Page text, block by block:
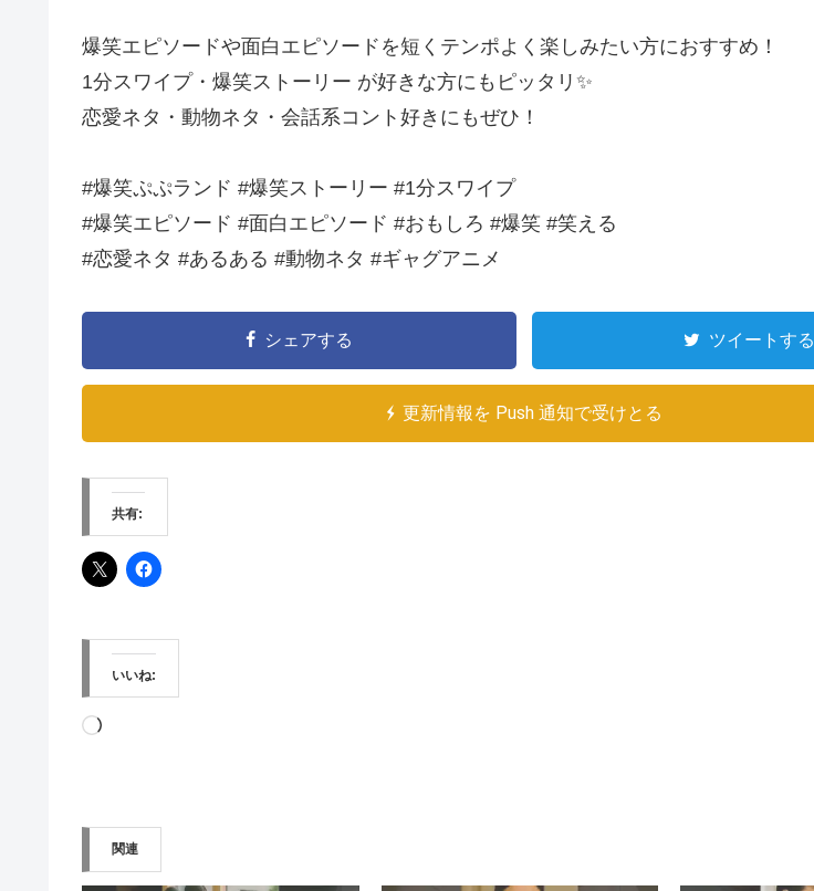
爆笑エピソードや面白エピソードを短くテンポよく楽しみたい方におすすめ！
1分スワイプ・爆笑ストーリー が好きな方にもピッタリ✨
恋愛ネタ・動物ネタ・会話系コント好きにもぜひ！
#爆笑ぷぷランド #爆笑ストーリー #1分スワイプ
#爆笑エピソード #面白エピソード #おもしろ #爆笑 #笑える
#恋愛ネタ #あるある #動物ネタ #ギャグアニメ
シェアする ツイートする
更新情報を Push 通知で受けとる
共有:
いいね:
読
み
中…
関連